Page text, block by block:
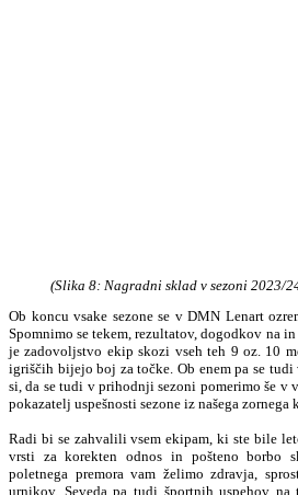
(Slika 8: Nagradni sklad v sezoni 2023/
Ob koncu vsake sezone se v DMN Lenart
Spomnimo se tekem, rezultatov, dogodkov na
je zadovoljstvo ekip skozi vseh teh 9 oz. 10
igriščih bijejo boj za točke. Ob enem pa se tudi
si, da se tudi v prihodnji sezoni pomerimo še v
pokazatelj uspešnosti sezone iz našega zornega
Radi bi se zahvalili vsem ekipam, ki ste bile
vrsti za korekten odnos in pošteno borbo
poletnega premora vam želimo zdravja,
urnikov. Seveda pa tudi športnih uspehov